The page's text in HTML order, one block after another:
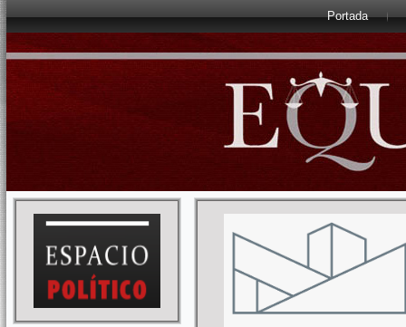
Portada